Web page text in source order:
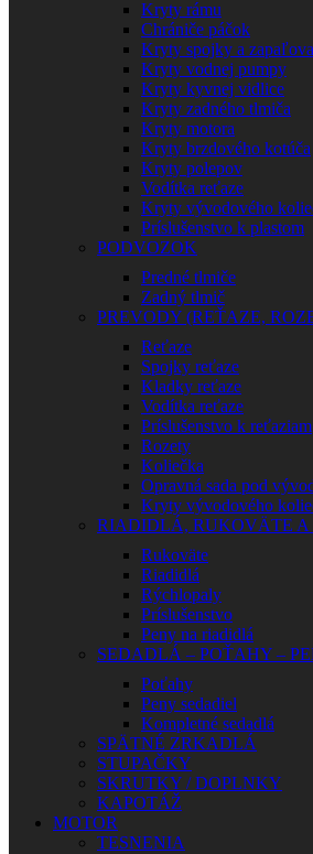
Kryty rámu
Chrániče páčok
Kryty spojky a
Kryty vodnej pumpy
Kryty kyvnej vidlice
Kryty zadného tlmiča
Kryty motora
Kryty brzdového kotúča
Kryty polepov
Vodítka reťaze
Kryty vývodového
Príslušenstvo k plastom
PODVOZOK
Predné tlmiče
Zadný tlmič
PREVODY (REŤAZE,
Reťaze
Spojky reťaze
Kladky reťaze
Vodítka reťaze
Príslušenstvo k reťaziam
Rozety
Koliečka
Opravná sada pod
Kryty vývodového
RIADIDLÁ, RUKOVÄTE A
Rukoväte
Riadidlá
Rýchlopaly
Príslušenstvo
Peny na riadidlá
SEDADLÁ – POŤAHY –
Poťahy
Peny sedadiel
Kompletné sedadlá
SPÄTNÉ ZRKADLÁ
STUPAČKY
SKRUTKY / DOPLNKY
KAPOTÁŽ
MOTOR
TESNENIA